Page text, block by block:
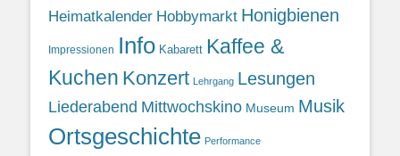
Heimatkalender Hobbymarkt Honigbienen
Impressionen Info Kabarett Kaffee &
Kuchen Konzert Lehrgang Lesungen
Liederabend Mittwochskino Museum Musik
Ortsgeschichte Performance